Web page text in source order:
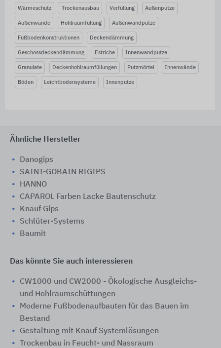
Wärmeschutz Trockenausbau Verfüllung Außenputze
Außenwände Hohlraumfüllung Außenwandputze
Fußbodenkonstruktionen Deckendämmung
Geschossdeckendämmung Estriche Innenwandputze
Granulate Deckenhohlraumfüllungen Putzmörtel Innenwände
Böden Leichtbodensysteme Innenputze
Ähnliche Hersteller
Danogips
SAINT-GOBAIN RIGIPS
HANNO
CAPAROL Farben Lacke Bautenschutz
Knauf Gips
Schlüter-Systems
Baumit
Das könnte Sie auch interessieren
CW1000 und CW2000 - Ökologische Ausgleichs-
und Hohlraumschüttungen
Moderne Fußbodenaufbauten für das Bauen im
Bestand
Gestaltung mit Knauf Systemlösungen
Trockenbau in Feucht- und Nassraum